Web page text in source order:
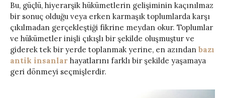
Bu, güçlü, hiyerarşik hükümetlerin gelişiminin kaçınılmaz
bir sonuç olduğu veya erken karmaşık toplumlarda karşı
çıkılmadan gerçekleştiği fikrine meydan okur. Toplumlar
ve hükümetler inişli çıkışlı bir şekilde oluşmuştur ve
giderek tek bir yerde toplanmak yerine, en azından bazı
antik insanlar hayatlarını farklı bir şekilde yaşamaya
geri dönmeyi seçmişlerdir.